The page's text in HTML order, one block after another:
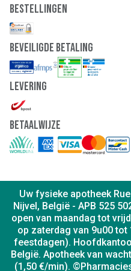
Bestellingen
Beveiligde Betaling
Levering
Betaalwijze
Uw fysieke apotheek
Nijvel, België - APB 525
open van maandag tot
op zaterdag van 9u00
feestdagen).
België. Apotheek van
(1,50 €/min).